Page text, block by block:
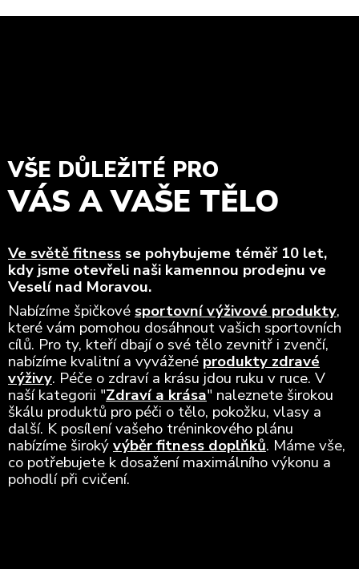
VŠE DŮLEŽITÉ PRO
VÁS A VAŠE TĚLO
Ve světě fitness se pohybujeme téměř 10 let,
kdy jsme otevřeli naši kamennou prodejnu ve
Veselí nad Moravou.
Nabízíme špičkové sportovní výživové produkty,
které vám pomohou dosáhnout vašich sportovních
cílů. Pro ty, kteří dbají o své tělo zevnitř i zvenčí,
nabízíme kvalitní a vyvážené produkty zdravé
výživy. Péče o zdraví a krásu jdou ruku v ruce. V
naší kategorii "Zdraví a krása" naleznete širokou
škálu produktů pro péči o tělo, pokožku, vlasy a
další. K posílení vašeho tréninkového plánu
nabízíme širokývýběr fitness doplňků. Máme vše,
co potřebujete k dosažení maximálního výkonu a
pohodlí při cvičení.